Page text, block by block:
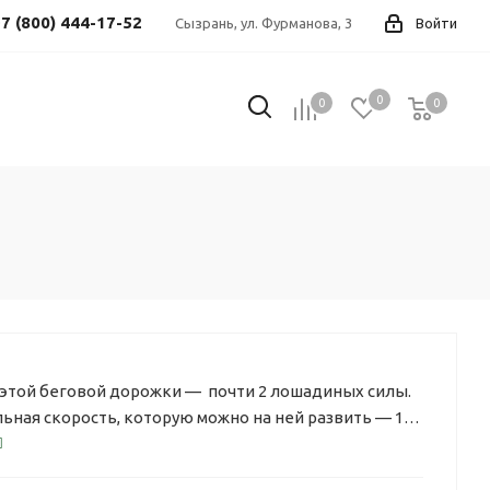
Войти
Сызрань, ул. Фурманова, 3
(800) 444-17-52
0 0 0
0
беговой дорожки — почти 2 лошадиных силы.
скорость, которую можно на ней развить — 14